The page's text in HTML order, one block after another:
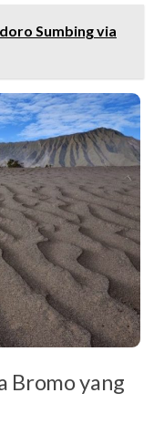
Sumbing via
Bromo yang